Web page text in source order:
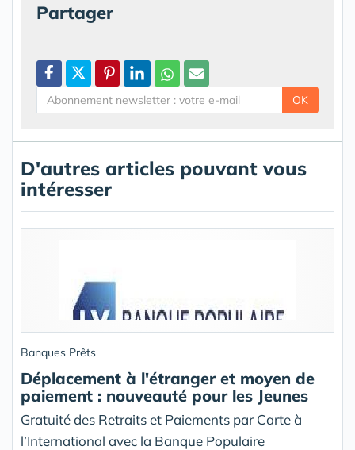
Partager
OK
D'autres articles pouvant vous
intéresser
Banques Prêts
Déplacement à l'étranger et moyen de
paiement : nouveauté pour les Jeunes
Gratuité des Retraits et Paiements par Carte à
l’International avec la Banque Populaire